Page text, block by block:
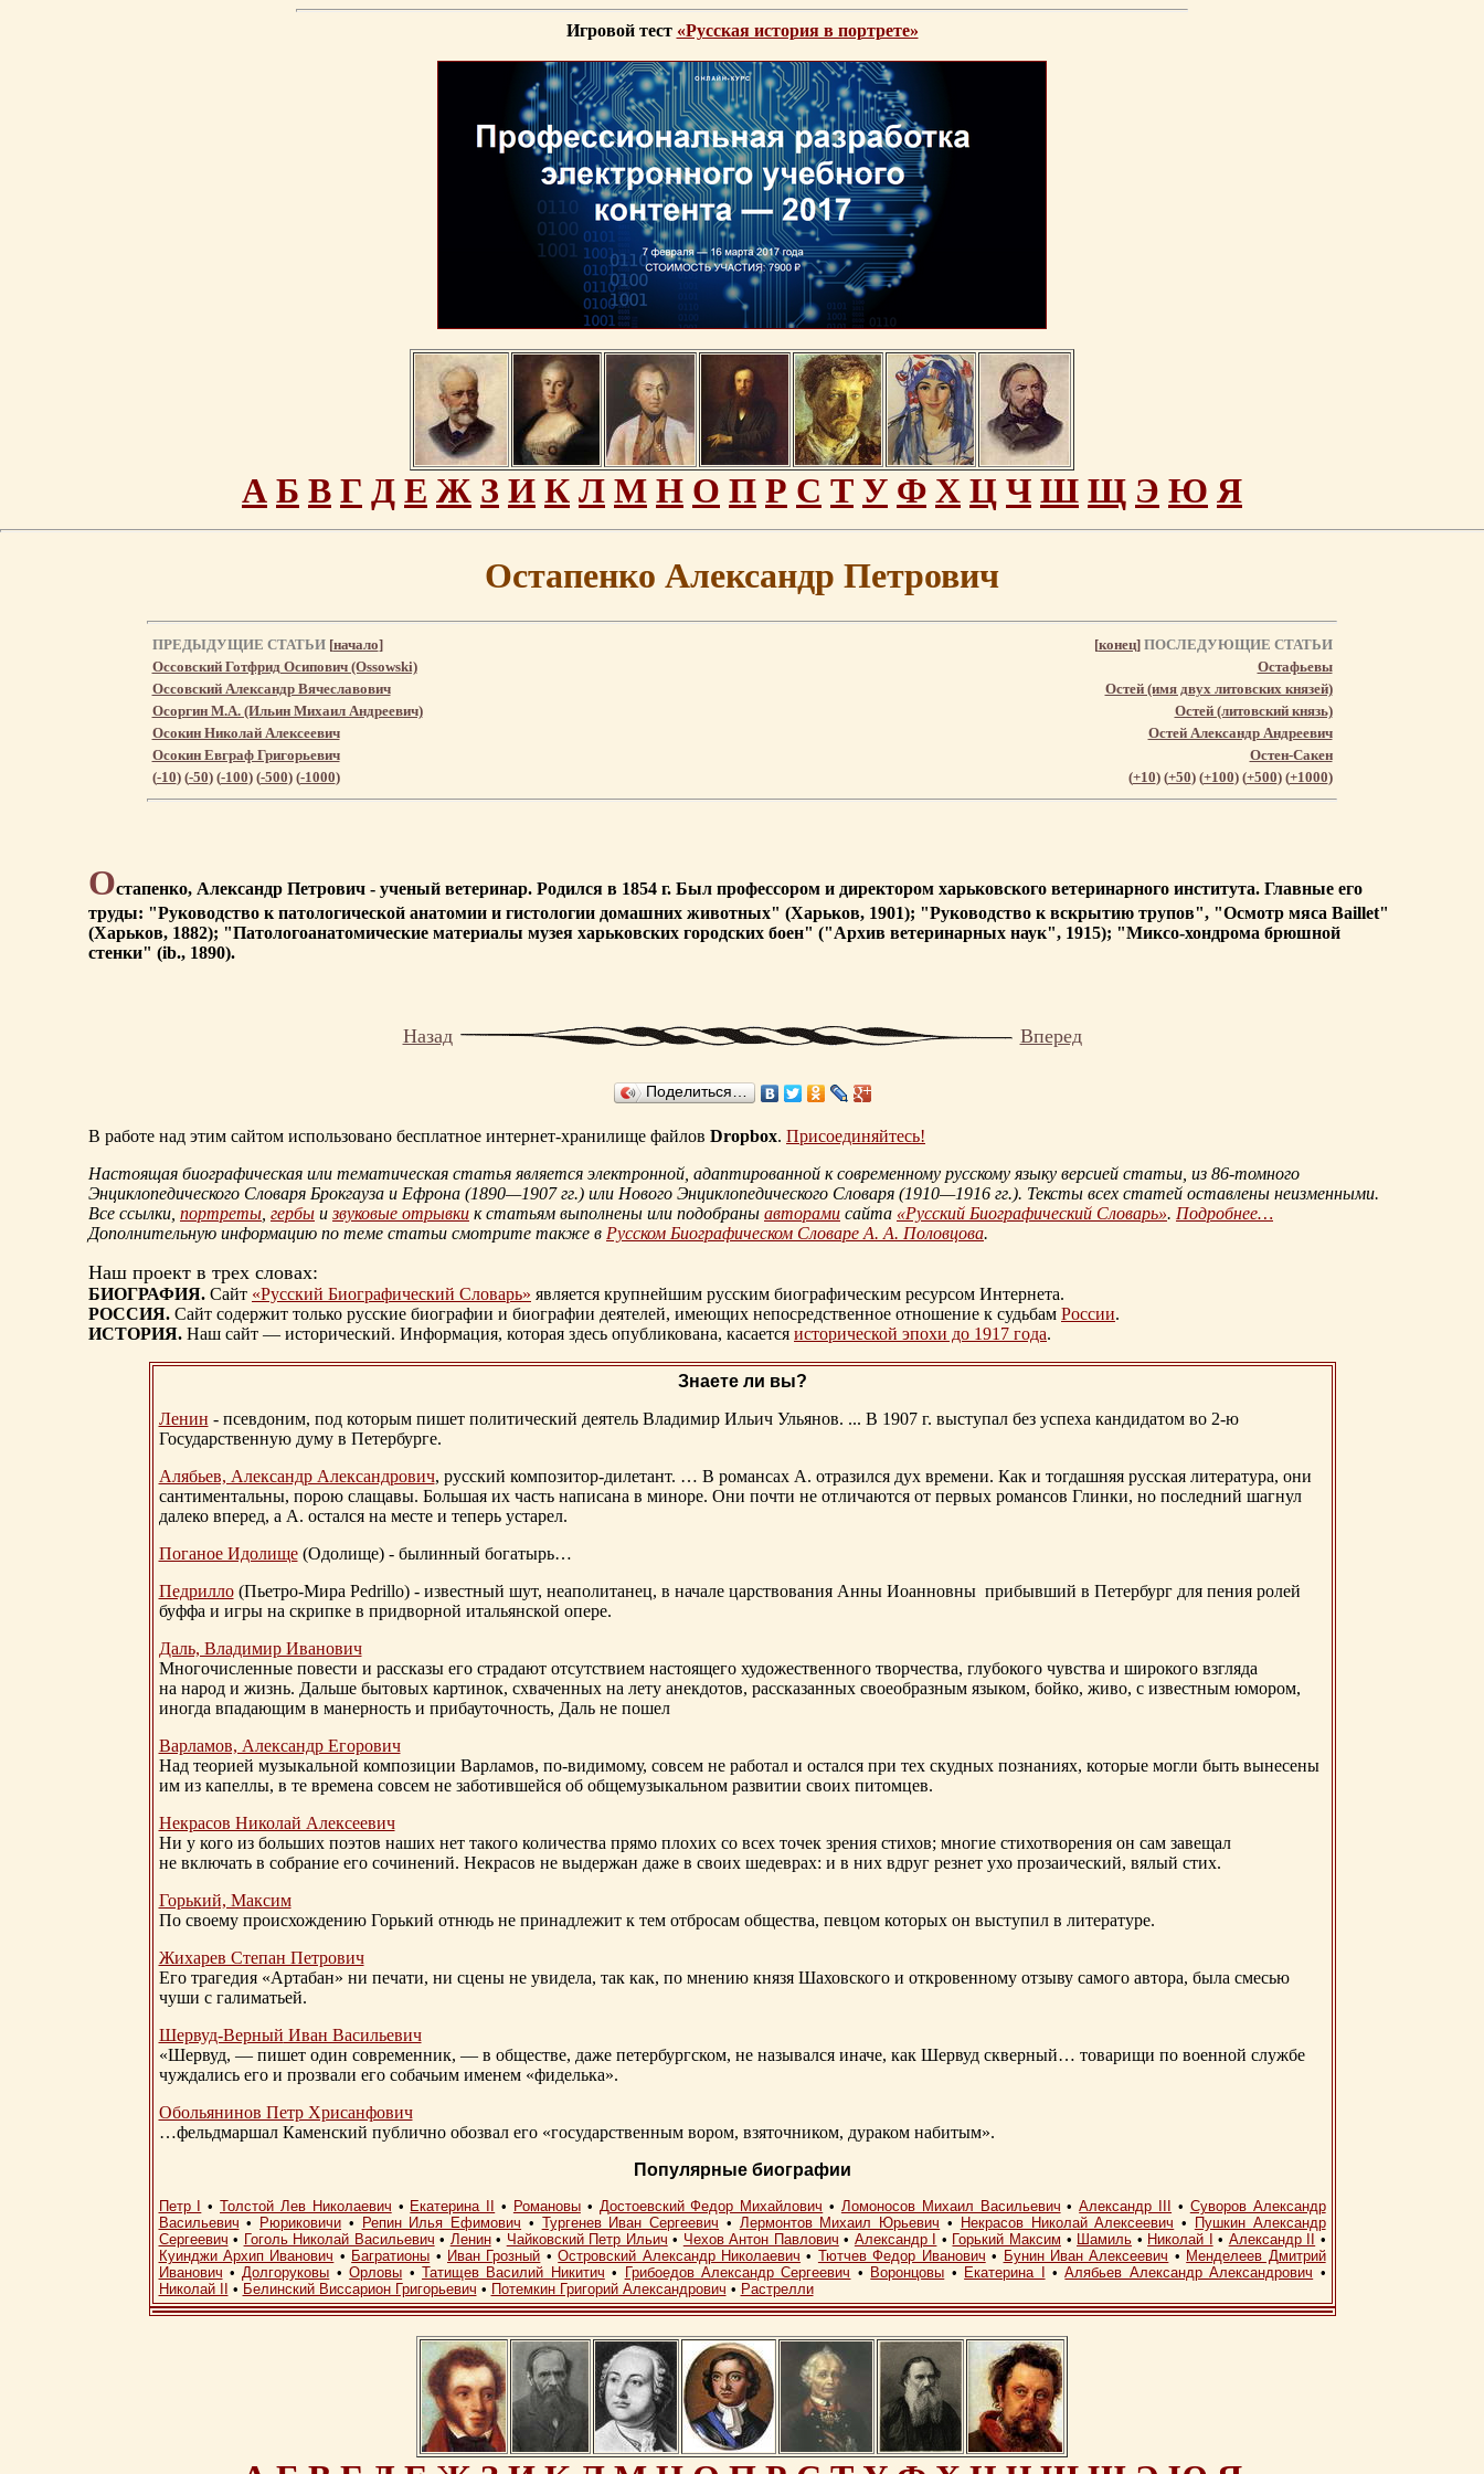
Игровой тест «Русская история в портрете»
А Б В Г Д Е Ж З И К Л М Н О П Р С Т У Ф Х Ц Ч Ш Щ Э Ю Я
Остапенко Александр Петрович
ПРЕДЫДУЩИЕ СТАТЬИ [начало] [конец]ПОСЛЕДУЮЩИЕ СТАТЬИ
Оссовский Готфрид Осипович (Ossowski)
Остафьевы
Оссовский Александр Вячеславович
Остей (имя двух литовских князей)
Осоргин М.А. (Ильин Михаил Андреевич)
Остей (литовский князь)
Осокин Николай Алексеевич
Остей Александр Андреевич
Осокин Евграф Григорьевич
Остен-Сакен
(-10) (-50) (-100) (-500) (-1000) (+10) (+50) (+100) (+500) (+1000)
Остапенко, Александр Петрович - ученый ветеринар. Родился в 1854 г. Был профессором и директором харьковского ветеринарного института. Главные его
труды: "Руководство к патологической анатомии и гистологии домашних животных" (Харьков, 1901); "Руководство к вскрытию трупов", "Осмотр мяса Baillet"
(Харьков, 1882); "Патологоанатомические материалы музея харьковских городских боен" ("Архив ветеринарных наук", 1915); "Миксо-хондрома брюшной
стенки" (ib., 1890).
Назад Вперед
Поделиться…
В работе над этим сайтом использовано бесплатное интернет-хранилище файлов Dropbox. Присоединяйтесь!
Настоящая биографическая или тематическая статья является электронной, адаптированной к современному русскому языку версией статьи, из 86-томного
Энциклопедического Словаря Брокгауза и Ефрона (1890—1907 гг.) или Нового Энциклопедического Словаря (1910—1916 гг.). Тексты всех статей оставлены неизменными.
Все ссылки, портреты, гербы и звуковые отрывки к статьям выполнены или подобраны авторами сайта «Русский Биографический Словарь». Подробнее…
Дополнительную информацию по теме статьи смотрите также в Русском Биографическом Словаре А. А. Половцова.
Наш проект в трех словах:
БИОГРАФИЯ. Сайт «Русский Биографический Словарь» является крупнейшим русским биографическим ресурсом Интернета.
РОССИЯ. Сайт содержит только русские биографии и биографии деятелей, имеющих непосредственное отношение к судьбам России.
ИСТОРИЯ. Наш сайт — исторический. Информация, которая здесь опубликована, касается исторической эпохи до 1917 года.
Знаете ли вы?
Ленин - псевдоним, под которым пишет политический деятель Владимир Ильич Ульянов. ... В 1907 г. выступал без успеха кандидатом во 2-ю
Государственную думу в Петербурге.
Алябьев, Александр Александрович, русский композитор-дилетант. … В романсах А. отразился дух времени. Как и тогдашняя русская литература, они
сантиментальны, порою слащавы. Большая их часть написана в миноре. Они почти не отличаются от первых романсов Глинки, но последний шагнул
далеко вперед, а А. остался на месте и теперь устарел.
Поганое Идолище(Одолище) - былинный богатырь…
Педрилло(Пьетро-Мира Pedrillo) - известный шут, неаполитанец, в начале царствования Анны Иоанновны прибывший в Петербург для пения ролей
буффа и игры на скрипке в придворной итальянской опере.
Даль, Владимир Иванович
Многочисленные повести и рассказы его страдают отсутствием настоящего художественного творчества, глубокого чувства и широкого взгляда
на народ и жизнь. Дальше бытовых картинок, схваченных на лету анекдотов, рассказанных своеобразным языком, бойко, живо, с известным юмором,
иногда впадающим в манерность и прибауточность, Даль не пошел
Варламов, Александр Егорович
Над теорией музыкальной композиции Варламов, по-видимому, совсем не работал и остался при тех скудных познаниях, которые могли быть вынесены
им из капеллы, в те времена совсем не заботившейся об общемузыкальном развитии своих питомцев.
Некрасов Николай Алексеевич
Ни у кого из больших поэтов наших нет такого количества прямо плохих со всех точек зрения стихов; многие стихотворения он сам завещал
не включать в собрание его сочинений. Некрасов не выдержан даже в своих шедеврах: и в них вдруг резнет ухо прозаический, вялый стих.
Горький, Максим
По своему происхождению Горький отнюдь не принадлежит к тем отбросам общества, певцом которых он выступил в литературе.
Жихарев Степан Петрович
Его трагедия «Артабан» ни печати, ни сцены не увидела, так как, по мнению князя Шаховского и откровенному отзыву самого автора, была смесью
чуши с галиматьей.
Шервуд-Верный Иван Васильевич
«Шервуд, — пишет один современник, — в обществе, даже петербургском, не назывался иначе, как Шервуд скверный… товарищи по военной службе
чуждались его и прозвали его собачьим именем «фиделька».
Обольянинов Петр Хрисанфович
…фельдмаршал Каменский публично обозвал его «государственным вором, взяточником, дураком набитым».
Популярные биографии
Петр I •Толстой Лев Николаевич • Екатерина II • Романовы• Достоевский Федор Михайлович • Ломоносов Михаил Васильевич •Александр III • Суворов Александр
Васильевич • Рюриковичи • Репин Илья Ефимович • Тургенев Иван Сергеевич • Лермонтов Михаил Юрьевич • Некрасов Николай Алексеевич •
Пушкин Александр
Сергеевич • Гоголь Николай Васильевич • Ленин• Чайковский Петр Ильич • Чехов Антон Павлович • Александр I • Горький Максим • Шамиль • Николай I • Александр II
•
Куинджи Архип Иванович • Багратионы • Иван Грозный •Островский Александр Николаевич • Тютчев Федор Иванович • Бунин Иван Алексеевич • Менделеев Дмитрий
Иванович •Долгоруковы •Орловы • Татищев Василий Никитич • Грибоедов Александр Сергеевич • Воронцовы • Екатерина I •Алябьев Александр Александрович •
Николай II
• Белинский Виссарион Григорьевич • Потемкин Григорий Александрович • Растрелли